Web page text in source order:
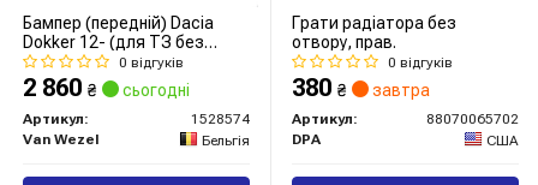
Бампер (передній) Dacia
Dokker 12- (для ТЗ без
протитуманної фари)
0 відгуків
2 860 ₴ сьогодні
Артикул:
1528574
Van Wezel
Бельгія
Грати радіатора без
отвору, прав.
0 відгуків
380 ₴ завтра
Артикул:
88070065702
DPA
США